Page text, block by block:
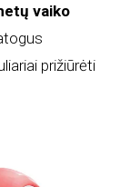
vaiko
prižiūrėti